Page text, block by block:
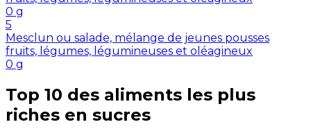
0 g
5
Mesclun ou salade, mélange de jeunes pousses
fruits, légumes, légumineuses et oléagineux
0 g
Top 10 des aliments les plus
riches en sucres